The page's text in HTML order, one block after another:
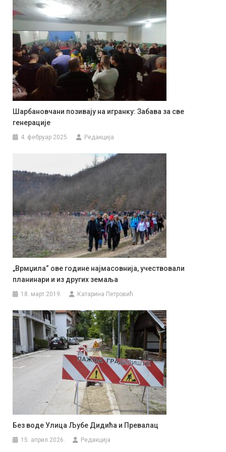
Шарбановчани позивају на игранку: Забава за све
генерације
4. фебруар 2025. Редакција
„Врмџила“ ове године најмасовнија, учествовали
планинари и из других земаља
18. март 2019. Катарина Петровић
Без воде Улица Љубе Дидића и Превалац
15. април 2026. Редакција